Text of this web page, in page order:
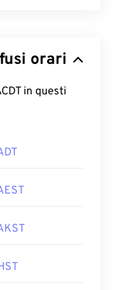
orari
in questi